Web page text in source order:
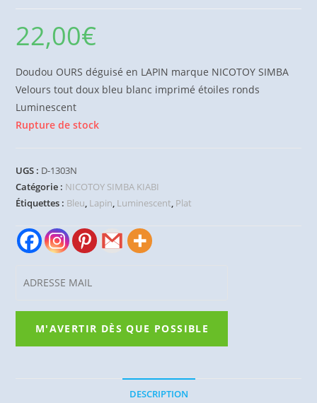
22,00€
Doudou OURS déguisé en LAPIN marque NICOTOY SIMBA
Velours tout doux bleu blanc imprimé étoiles ronds
Luminescent
Rupture de stock
UGS : D-1303N
Catégorie : NICOTOY SIMBA KIABI
Étiquettes : Bleu, Lapin, Luminescent, Plat
DESCRIPTION